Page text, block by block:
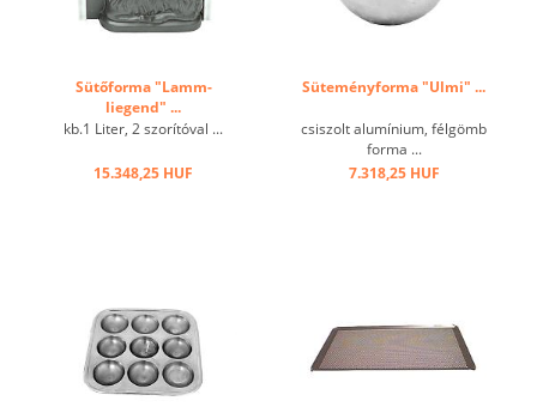
Sütőforma "Lamm-
liegend" ...
kb.1 Liter, 2 szorítóval ...
15.348,25 HUF
Süteményforma "Ulmi" ...
csiszolt alumínium, félgömb
forma ...
7.318,25 HUF